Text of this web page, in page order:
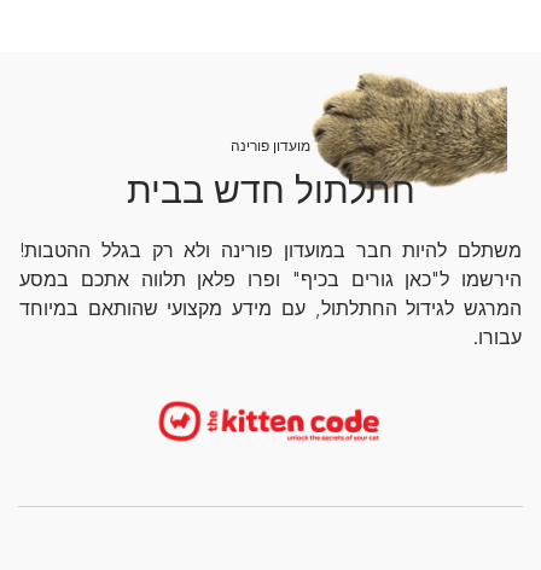
מועדון פורינה
חתלתול חדש בבית
משתלם להיות חבר במועדון פורינה ולא רק בגלל ההטבות!
הירשמו ל"כאן גורים בכיף" ופרו פלאן תלווה אתכם במסע
המרגש לגידול החתלתול, עם מידע מקצועי שהותאם במיוחד
עבורו.